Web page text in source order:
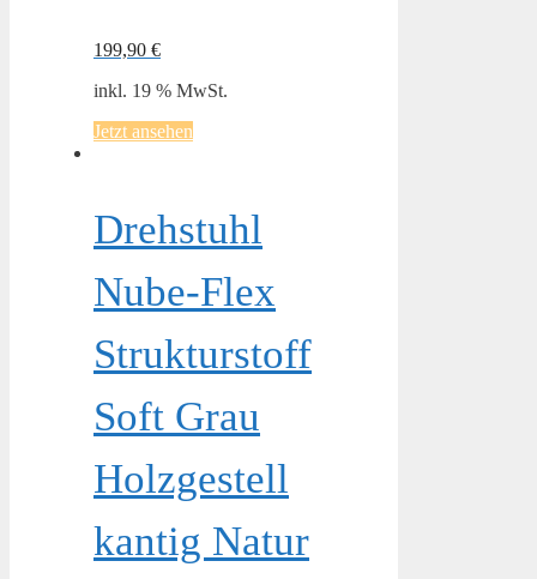
199,90 €
inkl. 19 % MwSt.
Jetzt ansehen
Drehstuhl
Nube-Flex
Strukturstoff
Soft Grau
Holzgestell
kantig Natur